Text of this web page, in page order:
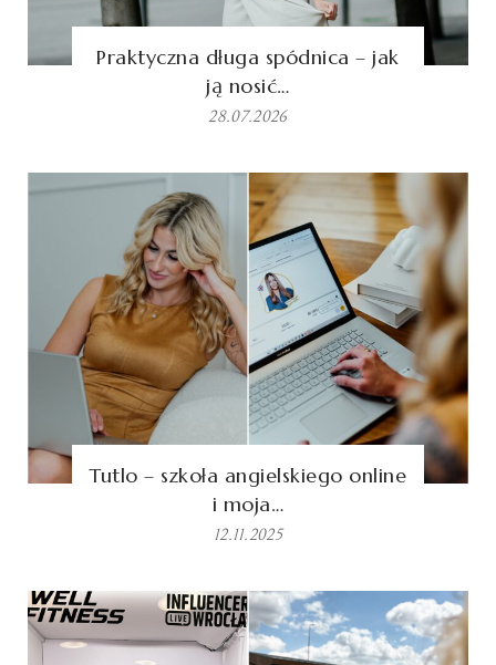
Praktyczna długa spódnica – jak
ją nosić…
28.07.2026
Tutlo – szkoła angielskiego online
i moja…
12.11.2025